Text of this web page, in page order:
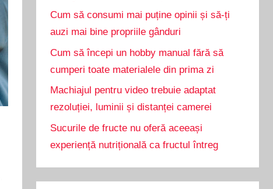
Cum să consumi mai puține opinii și să-ți
auzi mai bine propriile gânduri
Cum să începi un hobby manual fără să
cumperi toate materialele din prima zi
Machiajul pentru video trebuie adaptat
rezoluției, luminii și distanței camerei
Sucurile de fructe nu oferă aceeași
experiență nutrițională ca fructul întreg